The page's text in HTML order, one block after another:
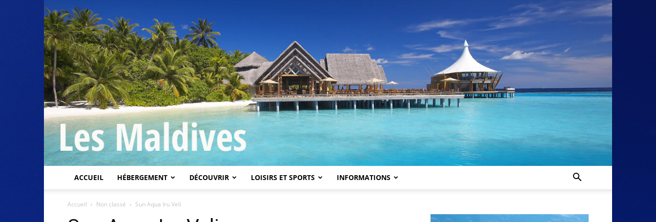
ACCUEIL HÉBERGEMENT DÉCOUVRIR LOISIRS ET SPORTS INFORMATIONS
Accueil Non classé Sun Aqua Iru Veli